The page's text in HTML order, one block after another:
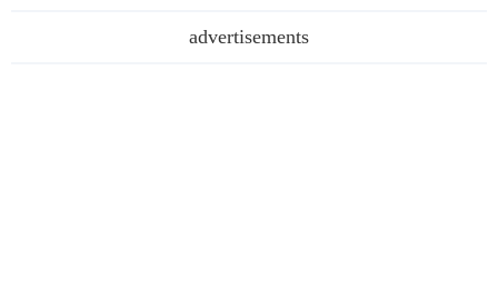
advertisements